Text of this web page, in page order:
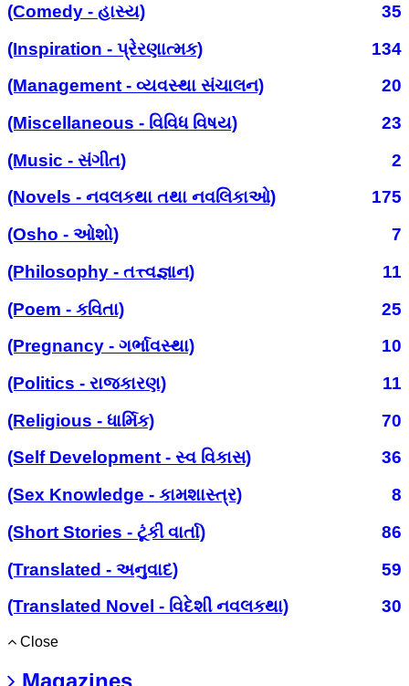
(Comedy - હાસ્ય)
35
(Inspiration - પ્રેરણાત્મક)
134
(Management - વ્યવસ્થા સંચાલન)
20
(Miscellaneous - વિવિધ વિષય)
23
(Music - સંગીત)
2
(Novels - નવલકથા તથા નવલિકાઓ)
175
(Osho - ઓશો)
7
(Philosophy - તત્ત્વજ્ઞાન)
11
(Poem - કવિતા)
25
(Pregnancy - ગર્ભાવસ્થા)
10
(Politics - રાજકારણ)
11
(Religious - ધાર્મિક)
70
(Self Development - સ્વ વિકાસ)
36
(Sex Knowledge - કામશાસ્ત્ર)
8
(Short Stories - ટૂંકી વાર્તા)
86
(Translated - અનુવાદ)
59
(Translated Novel - વિદેશી નવલકથા)
30
Close
Magazines